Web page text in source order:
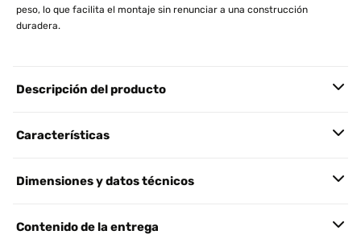
peso, lo que facilita el montaje sin renunciar a una construcción
duradera.
Descripción del producto
Características
Dimensiones y datos técnicos
Contenido de la entrega